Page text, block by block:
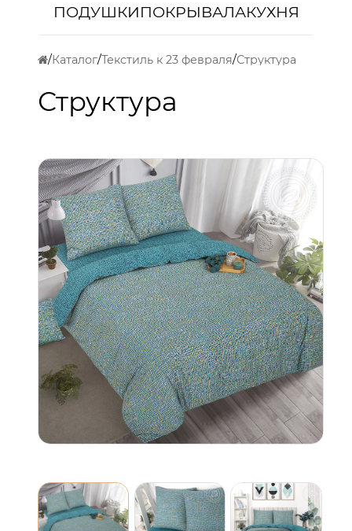
ПОДУШКИПОКРЫВАЛАКУХНЯ
Каталог Текстиль к 23 февраля Структура
Структура